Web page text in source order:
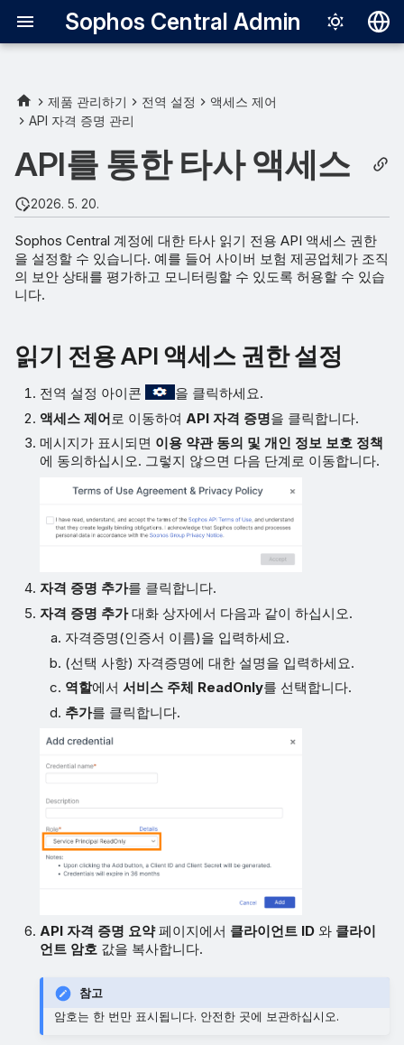
Sophos Central Admin
Français
한국어
읽기 전용 API 액세스 권한 설
공유 항목
제품 관리하기 전역 설정
액세스 제어
API 자격 증명 관리
API를 통한 타사 액세스
2026. 5. 20.
Sophos Central 계정에 대한 타사 읽기 전용 API 액세스 권한
을 설정할 수 있습니다. 예를 들어 사이버 보험 제공업체가 조직
의 보안 상태를 평가하고 모니터링할 수 있도록 허용할 수 있습
니다.
읽기 전용 API 액세스 권한 설정
전역 설정 아이콘
을 클릭하세요.
액세스 제어로 이동하여 API 자격 증명을 클릭합니다.
메시지가 표시되면 이용 약관 동의 및 개인 정보 보호 정책
에 동의하십시오. 그렇지 않으면 다음 단계로 이동합니다.
자격 증명 추가를 클릭합니다.
자격 증명 추가대화 상자에서 다음과 같이 하십시오.
자격증명(인증서 이름)을 입력하세요.
(선택 사항) 자격증명에 대한 설명을 입력하세요.
역할에서서비스 주체 ReadOnly를 선택합니다.
추가를 클릭합니다.
API 자격 증명 요약페이지에서 클라이언트 ID 와 클라이
언트 암호 값을 복사합니다.
참고
암호는 한 번만 표시됩니다. 안전한 곳에 보관하십시오.